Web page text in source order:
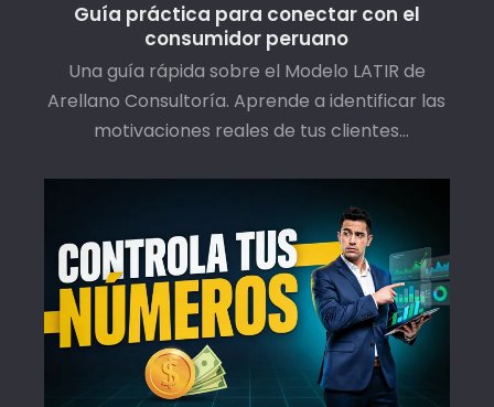
Guía práctica para conectar con el
consumidor peruano
Una guía rápida sobre el Modelo LATIR de
Arellano Consultoría. Aprende a identificar las
motivaciones reales de tus clientes
los públicos peruanos y latinoamericanos.